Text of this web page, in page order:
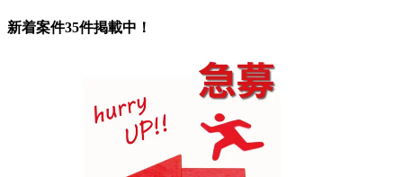
新着案件35件掲載中！